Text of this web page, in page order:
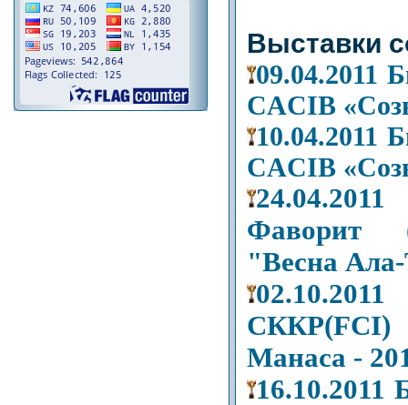
Выставки
09.04.2011
CACIB
CACIB
Фаворит
"Весна
Манаса -